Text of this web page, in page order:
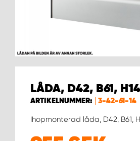
LÅDA, D42, B61, H14
ARTIKELNUMMER: 3-42-61-14
Ihopmonterad låda, D42, B61,
WORK SYSTEM KARLSTAD
WORK SYSTEM KIRUNA